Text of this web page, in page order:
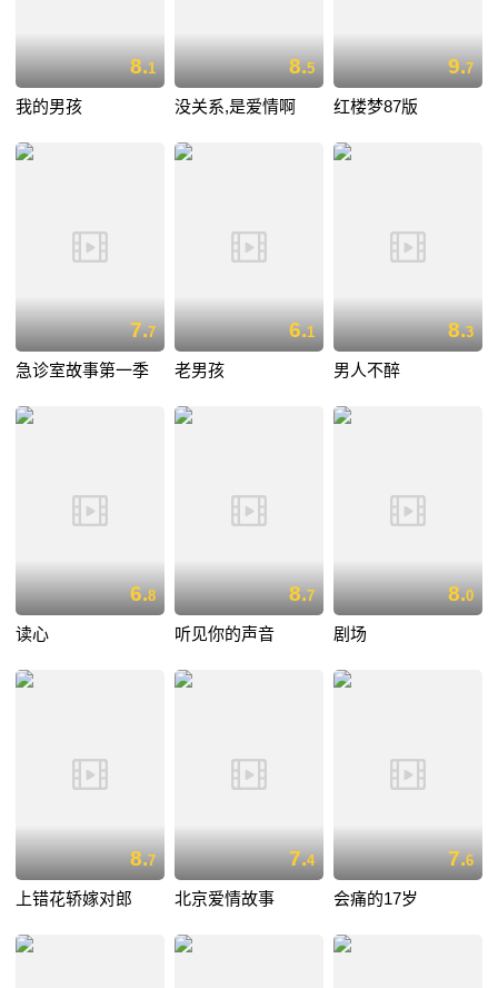
8.1
我的男孩
8.5
没关系,是爱情啊
9.7
红楼梦87版
7.7
急诊室故事第一季
6.1
老男孩
8.3
男人不醉
6.8
读心
8.7
听见你的声音
8.0
剧场
8.7
上错花轿嫁对郎
7.4
北京爱情故事
7.6
会痛的17岁